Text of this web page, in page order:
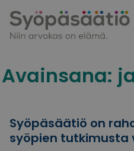
Avainsana:
Syöpäsäätiö on
syöpien tutkimusta